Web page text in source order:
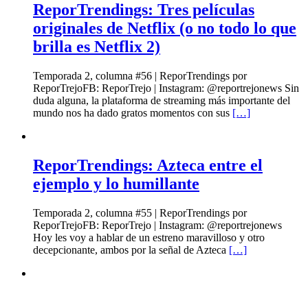
ReporTrendings: Tres películas
originales de Netflix (o no todo lo que
brilla es Netflix 2)
Temporada 2, columna #56 | ReporTrendings por
ReporTrejoFB: ReporTrejo | Instagram: @reportrejonews Sin
duda alguna, la plataforma de streaming más importante del
mundo nos ha dado gratos momentos con sus […]
ReporTrendings: Azteca entre el
ejemplo y lo humillante
Temporada 2, columna #55 | ReporTrendings por
ReporTrejoFB: ReporTrejo | Instagram: @reportrejonews
Hoy les voy a hablar de un estreno maravilloso y otro
decepcionante, ambos por la señal de Azteca […]